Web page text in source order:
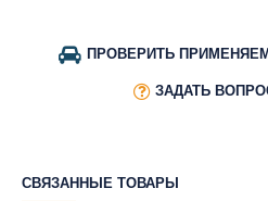
ПРОВЕРИТЬ
ЗАДАТЬ
СВЯЗАННЫЕ ТОВАРЫ